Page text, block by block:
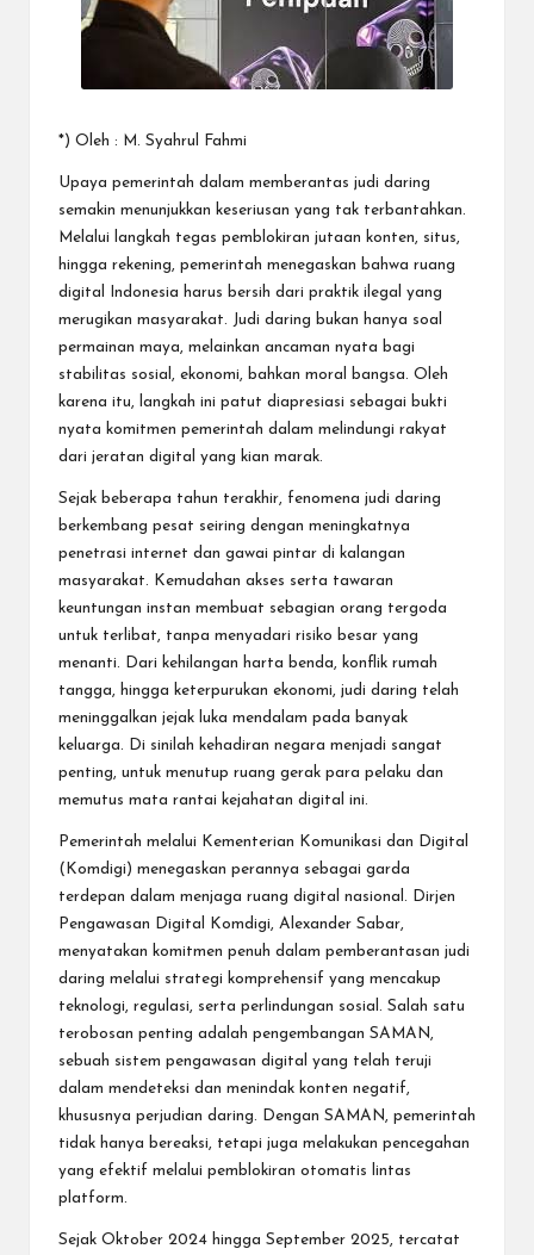
*) Oleh : M. Syahrul Fahmi
Upaya pemerintah dalam memberantas judi daring
semakin menunjukkan keseriusan yang tak terbantahkan.
Melalui langkah tegas pemblokiran jutaan konten, situs,
hingga rekening, pemerintah menegaskan bahwa ruang
digital Indonesia harus bersih dari praktik ilegal yang
merugikan masyarakat. Judi daring bukan hanya soal
permainan maya, melainkan ancaman nyata bagi
stabilitas sosial, ekonomi, bahkan moral bangsa. Oleh
karena itu, langkah ini patut diapresiasi sebagai bukti
nyata komitmen pemerintah dalam melindungi rakyat
dari jeratan digital yang kian marak.
Sejak beberapa tahun terakhir, fenomena judi daring
berkembang pesat seiring dengan meningkatnya
penetrasi internet dan gawai pintar di kalangan
masyarakat. Kemudahan akses serta tawaran
keuntungan instan membuat sebagian orang tergoda
untuk terlibat, tanpa menyadari risiko besar yang
menanti. Dari kehilangan harta benda, konflik rumah
tangga, hingga keterpurukan ekonomi, judi daring telah
meninggalkan jejak luka mendalam pada banyak
keluarga. Di sinilah kehadiran negara menjadi sangat
penting, untuk menutup ruang gerak para pelaku dan
memutus mata rantai kejahatan digital ini.
Pemerintah melalui Kementerian Komunikasi dan Digital
(Komdigi) menegaskan perannya sebagai garda
terdepan dalam menjaga ruang digital nasional. Dirjen
Pengawasan Digital Komdigi, Alexander Sabar,
menyatakan komitmen penuh dalam pemberantasan judi
daring melalui strategi komprehensif yang mencakup
teknologi, regulasi, serta perlindungan sosial. Salah satu
terobosan penting adalah pengembangan SAMAN,
sebuah sistem pengawasan digital yang telah teruji
dalam mendeteksi dan menindak konten negatif,
khususnya perjudian daring. Dengan SAMAN, pemerintah
tidak hanya bereaksi, tetapi juga melakukan pencegahan
yang efektif melalui pemblokiran otomatis lintas
platform.
Sejak Oktober 2024 hingga September 2025, tercatat